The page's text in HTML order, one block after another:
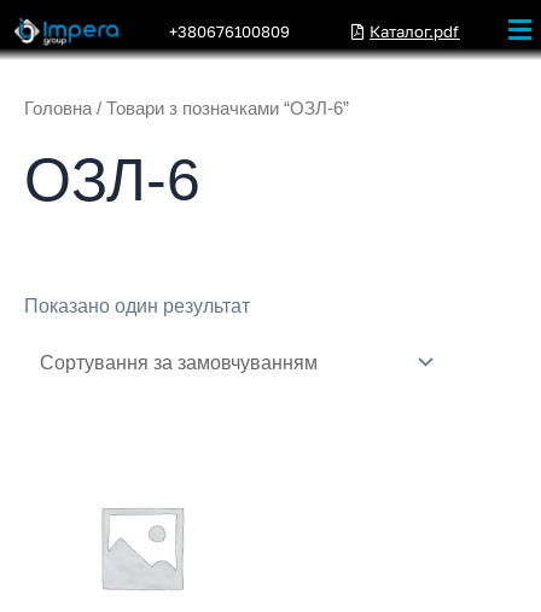
+380676100809 Каталог.pdf
Головна / Товари з позначками “ОЗЛ-6”
ОЗЛ-6
Показано один результат